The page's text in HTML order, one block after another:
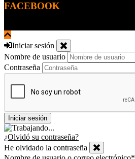
FACEBOOK
Iniciar sesión
Nombre de usuario
Contraseña
¿Olvidó su contraseña?
He olvidado la contraseña